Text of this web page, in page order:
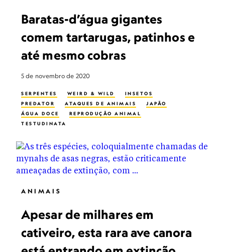
Baratas-d’água gigantes
comem tartarugas, patinhos e
até mesmo cobras
5 de novembro de 2020
SERPENTES WEIRD & WILD
INSETOS
PREDATOR
ATAQUES DE ANIMAIS
JAPÃO
ÁGUA DOCE
REPRODUÇÃO ANIMAL
TESTUDINATA
ANIMAIS
Apesar de milhares em
cativeiro, esta rara ave canora